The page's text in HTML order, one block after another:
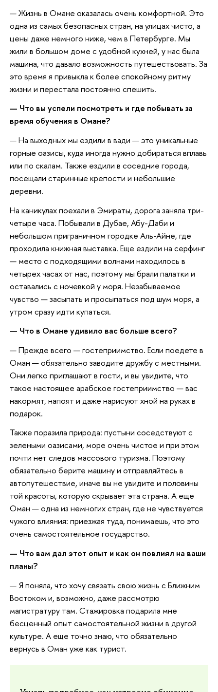
— Жизнь в Омане оказалась очень комфортной. Это
одна из самых безопасных стран, на улицах чисто, а
цены даже немного ниже, чем в Петербурге. Мы
жили в большом доме с удобной кухней, у нас была
машина, что давало возможность путешествовать. За
это время я привыкла к более спокойному ритму
жизни и перестала постоянно спешить.
— Что вы успели посмотреть и где побывать за
время обучения в Омане?
— На выходных мы ездили в вади — это уникальные
горные оазисы, куда иногда нужно добираться вплавь
или по скалам. Также ездили в соседние города,
посещали старинные крепости и небольшие
деревни.
На каникулах поехали в Эмираты, дорога заняла три-
четыре часа. Побывали в Дубае, Абу-Даби и
небольшом приграничном городке Аль-Айне, где
проходила книжная выставка. Еще ездили на серфинг
— место с подходящими волнами находилось в
четырех часах от нас, поэтому мы брали палатки и
оставались с ночевкой у моря. Незабываемое
чувство — засыпать и просыпаться под шум моря, а
утром сразу идти купаться.
— Что в Омане удивило вас больше всего?
— Прежде всего — гостеприимство. Если поедете в
Оман — обязательно заводите дружбу с местными.
Они легко приглашают в гости, и вы увидите, что
такое настоящее арабское гостеприимство — вас
накормят, напоят и даже нарисуют хной на руках в
подарок.
Также поразила природа: пустыни соседствуют с
зелеными оазисами, море очень чистое и при этом
почти нет следов массового туризма. Поэтому
обязательно берите машину и отправляйтесь в
автопутешествие, иначе вы не увидите и половины
той красоты, которую скрывает эта страна. А еще
Оман — одна из немногих стран, где не чувствуется
чужого влияния: приезжая туда, понимаешь, что это
очень самостоятельное государство.
— Что вам дал этот опыт и как он повлиял на ваши
планы?
— Я поняла, что хочу связать свою жизнь с Ближним
Востоком и, возможно, даже рассмотрю
магистратуру там. Стажировка подарила мне
бесценный опыт самостоятельной жизни в другой
культуре. А еще точно знаю, что обязательно
вернусь в Оман уже как турист.